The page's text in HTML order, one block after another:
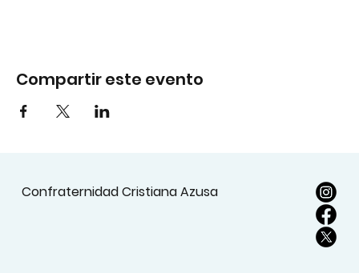
Compartir este evento
Confraternidad Cristiana Azusa